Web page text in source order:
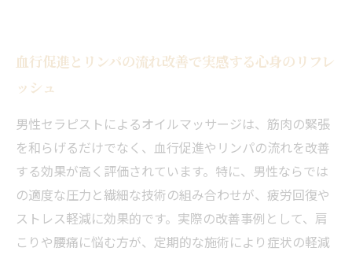
血行促進とリンパの流れ改善で実感する心身のリフレ
ッシュ
男性セラピストによるオイルマッサージは、筋肉の緊張
を和らげるだけでなく、血行促進やリンパの流れを改善
する効果が高く評価されています。特に、男性ならでは
の適度な圧力と繊細な技術の組み合わせが、疲労回復や
ストレス軽減に効果的です。実際の改善事例として、肩
こりや腰痛に悩む方が、定期的な施術により症状の軽減